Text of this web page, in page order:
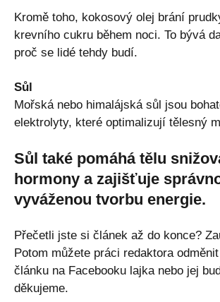
Kromě toho, kokosový olej brání
krevního cukru během noci. To bývá
proč se lidé tehdy budí.
Sůl
Mořská nebo himalájská sůl jsou
elektrolyty, které optimalizují tělesný
Sůl také pomáhá tělu
hormony a zajišťuje
vyváženou tvorbu energie.
Přečetli jste si článek až do konce?
Potom můžete práci redaktora
článku na Facebooku lajka nebo jej
děkujeme.